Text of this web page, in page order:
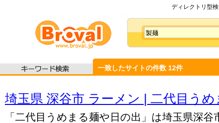
ディレクトリ型
一致したサイトの件数 12件
埼玉県 深谷市 ラーメン | 二代目う
「二代目うめまる麺や日の出」は埼玉県深